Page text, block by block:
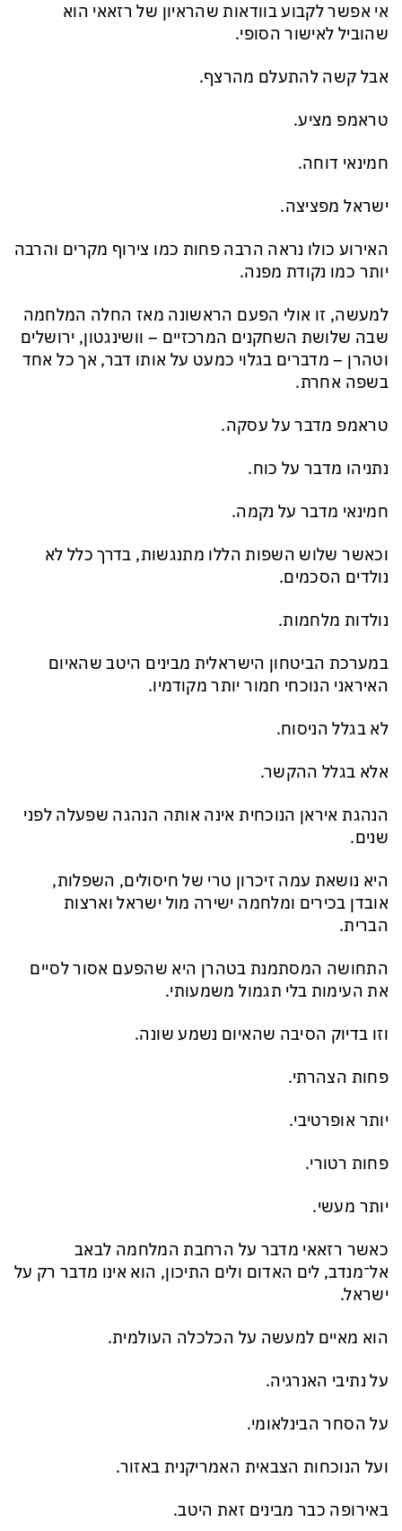
אי אפשר לקבוע בוודאות שהראיון של רזאאי הוא
שהוביל לאישור הסופי.
אבל קשה להתעלם מהרצף.
טראמפ מציע.
חמינאי דוחה.
ישראל מפציצה.
האירוע כולו נראה הרבה פחות כמו צירוף מקרים והרבה
יותר כמו נקודת מפנה.
למעשה, זו אולי הפעם הראשונה מאז החלה המלחמה
שבה שלושת השחקנים המרכזיים – וושינגטון, ירושלים
וטהרן – מדברים בגלוי כמעט על אותו דבר, אך כל אחד
בשפה אחרת.
טראמפ מדבר על עסקה.
נתניהו מדבר על כוח.
חמינאי מדבר על נקמה.
וכאשר שלוש השפות הללו מתנגשות, בדרך כלל לא
נולדים הסכמים.
נולדות מלחמות.
במערכת הביטחון הישראלית מבינים היטב שהאיום
האיראני הנוכחי חמור יותר מקודמיו.
לא בגלל הניסוח.
אלא בגלל ההקשר.
הנהגת איראן הנוכחית אינה אותה הנהגה שפעלה לפני
שנים.
היא נושאת עמה זיכרון טרי של חיסולים, השפלות,
אובדן בכירים ומלחמה ישירה מול ישראל וארצות
הברית.
התחושה המסתמנת בטהרן היא שהפעם אסור לסיים
את העימות בלי תגמול משמעותי.
וזו בדיוק הסיבה שהאיום נשמע שונה.
פחות הצהרתי.
יותר אופרטיבי.
פחות רטורי.
יותר מעשי.
כאשר רזאאי מדבר על הרחבת המלחמה לבאב
אל־מנדב, לים האדום ולים התיכון, הוא אינו מדבר רק על
ישראל.
הוא מאיים למעשה על הכלכלה העולמית.
על נתיבי האנרגיה.
על הסחר הבינלאומי.
ועל הנוכחות הצבאית האמריקנית באזור.
באירופה כבר מבינים זאת היטב.